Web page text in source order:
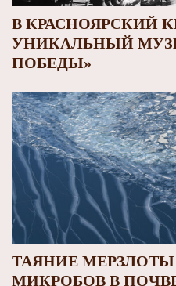
В КРАСНОЯРСКИЙ
УНИКАЛЬНЫЙ
ПОБЕДЫ»
ТАЯНИЕ
МИКРОБОВ В